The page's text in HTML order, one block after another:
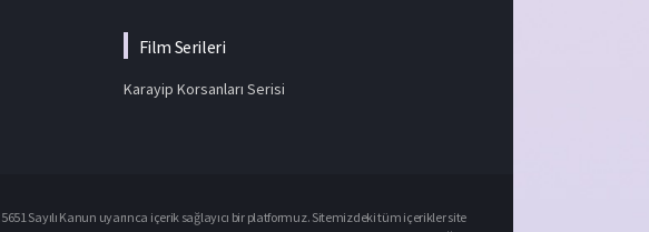
Film Serileri
Karayip Korsanları Serisi
Sayılı Kanun uyarınca içerik sağlayıcı bir platformuz. Sitemizdeki tüm içerikler site